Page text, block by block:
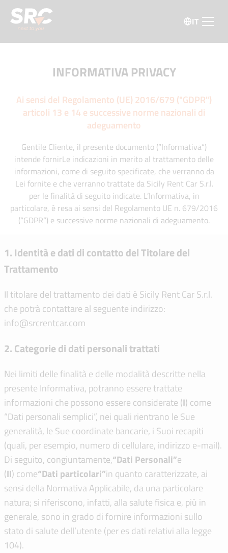
IT
INFORMATIVA PRIVACY
Ai sensi del Regolamento (UE) 2016/679 ("GDPR")
articoli 13 e 14 e successive norme nazionali di
adeguamento
Gentile Cliente, il presente documento (“Informativa“)
intende fornirLe indicazioni in merito al trattamento delle
informazioni, come di seguito specificate, che verranno da
Lei fornite e che verranno trattate da Sicily Rent Car S.r.l.
per le finalità di seguito indicate. L’Informativa, in
particolare, è resa ai sensi del Regolamento UE n. 679/2016
(“GDPR“) e successive norme nazionali di adeguamento.
1. Identità e dati di contatto del Titolare del
Trattamento
Il titolare del trattamento dei dati è Sicily Rent Car S.r.l.
che potrà contattare al seguente indirizzo:
info@srcrentcar.com
2. Categorie di dati personali trattati
Nei limiti delle finalità e delle modalità descritte nella
presente Informativa, potranno essere trattate
informazioni che possono essere considerate (I) come
“Dati personali semplici”, nei quali rientrano le Sue
generalità, le Sue coordinate bancarie, i Suoi recapiti
(quali, per esempio, numero di cellulare, indirizzo e-mail).
Di seguito, congiuntamente,“Dati Personali”e
(II) come“Dati particolari”in quanto caratterizzate, ai
sensi della Normativa Applicabile, da una particolare
natura; si riferiscono, infatti, alla salute fisica e, più in
generale, sono in grado di fornire informazioni sullo
stato di salute dell’utente (per es dati relativi alla legge
104).